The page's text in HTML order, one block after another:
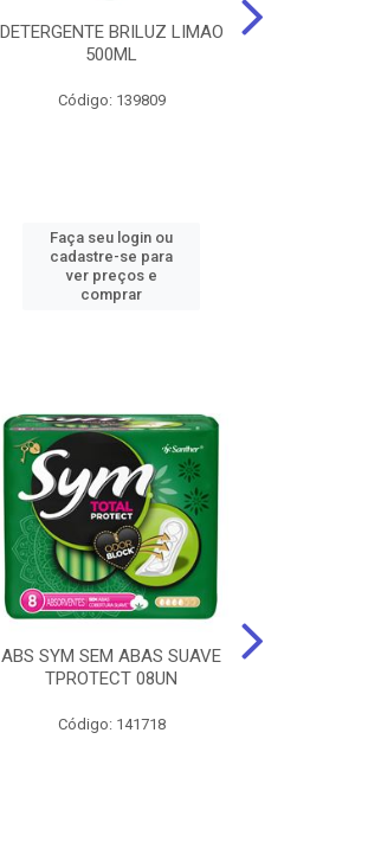
DETERGENTE BRILUZ LIMAO
500ML
Código: 139809
Faça seu login ou
cadastre-se para
ver preços e
comprar
ABS SYM SEM ABAS SUAVE
TPROTECT 08UN
Código: 141718